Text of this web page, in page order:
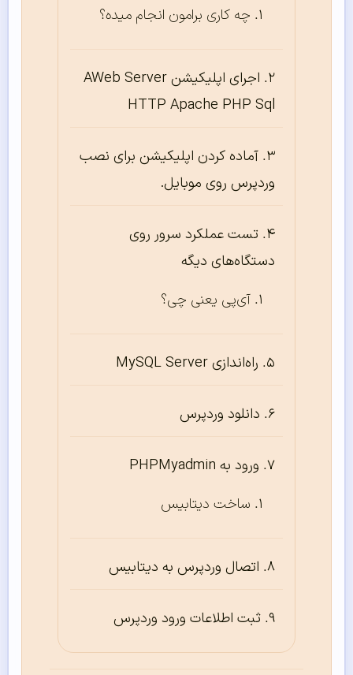
چه کاری برامون انجام میده؟
اجرای اپلیکیشن AWeb Server
HTTP Apache PHP Sql
آماده کردن اپلیکیشن برای نصب
وردپرس روی موبایل.
تست عملکرد سرور روی
دستگاه‌های دیگه
آی‌پی یعنی چی؟
راه‌اندازی MySQL Server
دانلود وردپرس
ورود به PHPMyadmin
ساخت دیتابیس
اتصال وردپرس به دیتابیس
ثبت اطلاعات ورود وردپرس